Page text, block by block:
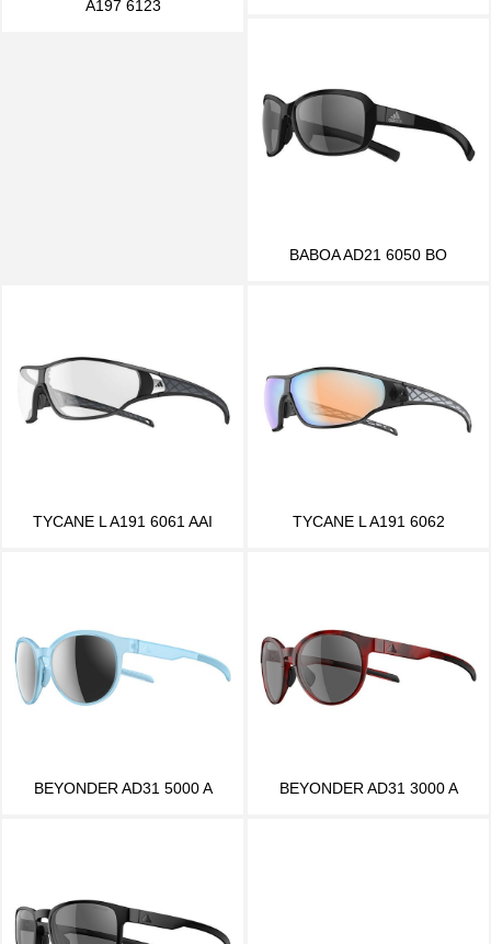
A197 6123
BABOA AD21 6050 BO
TYCANE L A191 6061 AAI TYCANE L A191 6062
BEYONDER AD31 5000 A BEYONDER AD31 3000 A